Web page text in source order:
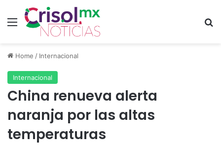
Menu
Home / Internacional
Internacional
China renueva alerta
naranja por las altas
temperaturas